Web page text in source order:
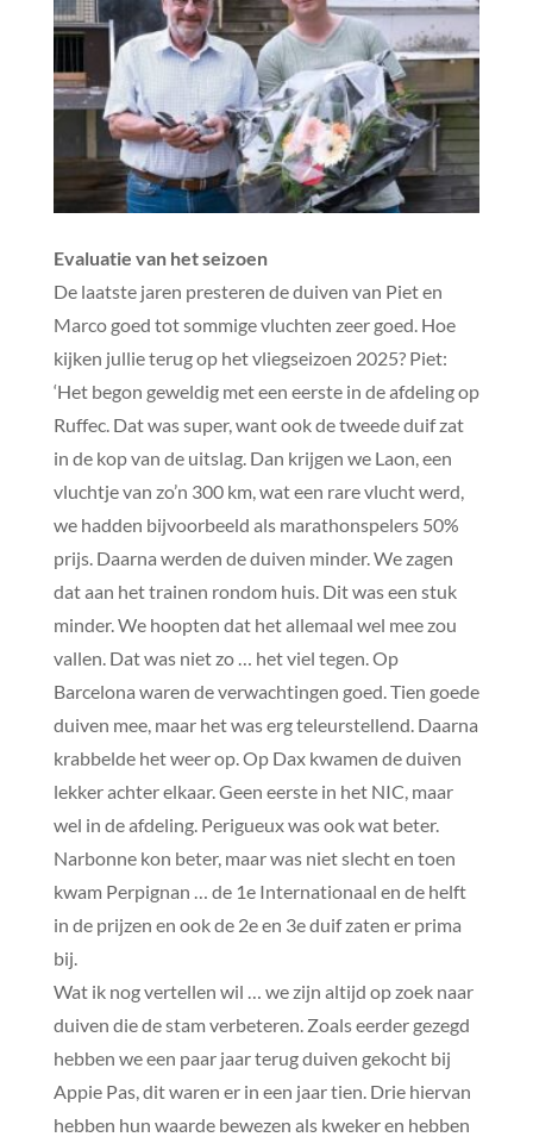
Evaluatie van het seizoen
De laatste jaren presteren de duiven van Piet en
Marco goed tot sommige vluchten zeer goed. Hoe
kijken jullie terug op het vliegseizoen 2025? Piet:
‘Het begon geweldig met een eerste in de afdeling op
Ruffec. Dat was super, want ook de tweede duif zat
in de kop van de uitslag. Dan krijgen we Laon, een
vluchtje van zo’n 300 km, wat een rare vlucht werd,
we hadden bijvoorbeeld als marathonspelers 50%
prijs. Daarna werden de duiven minder. We zagen
dat aan het trainen rondom huis. Dit was een stuk
minder. We hoopten dat het allemaal wel mee zou
vallen. Dat was niet zo … het viel tegen. Op
Barcelona waren de verwachtingen goed. Tien goede
duiven mee, maar het was erg teleurstellend. Daarna
krabbelde het weer op. Op Dax kwamen de duiven
lekker achter elkaar. Geen eerste in het NIC, maar
wel in de afdeling. Perigueux was ook wat beter.
Narbonne kon beter, maar was niet slecht en toen
kwam Perpignan … de 1e Internationaal en de helft
in de prijzen en ook de 2e en 3e duif zaten er prima
bij.
Wat ik nog vertellen wil … we zijn altijd op zoek naar
duiven die de stam verbeteren. Zoals eerder gezegd
hebben we een paar jaar terug duiven gekocht bij
Appie Pas, dit waren er in een jaar tien. Drie hiervan
hebben hun waarde bewezen als kweker en hebben